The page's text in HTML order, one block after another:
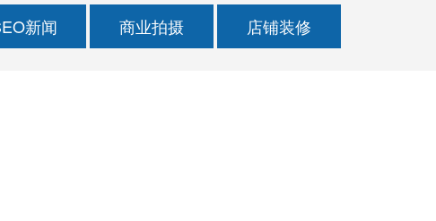
新闻 商业拍摄 店铺装修